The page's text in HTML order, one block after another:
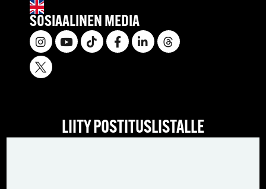
SOSIAALINEN MEDIA
LIITY POSTITUSLISTALLE